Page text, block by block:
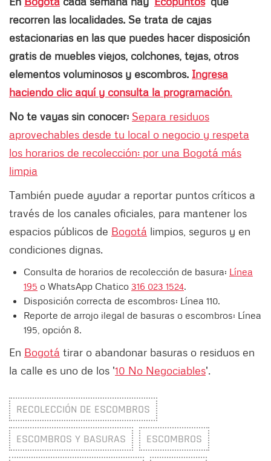
recorren las localidades. Se trata de cajas
estacionarias en las que puedes hacer disposición
gratis de muebles viejos, colchones, tejas, otros
elementos voluminosos y escombros. Ingresa
haciendo clic aquí y consulta la programación.
No te vayas sin conocer: Separa residuos
aprovechables desde tu local o negocio y respeta
los horarios de recolección: por una Bogotá más
limpia
También puede ayudar a reportar puntos críticos a
través de los canales oficiales, para mantener los
espacios públicos de Bogotá limpios, seguros y en
condiciones dignas.
Consulta de horarios de recolección de basura: Línea
195 o WhatsApp Chatico 316 023 1524.
Disposición correcta de escombros: Línea 110.
Reporte de arrojo ilegal de basuras o escombros: Línea
195, opción 8.
En Bogotá tirar o abandonar basuras o residuos en
la calle es uno de los '10 No Negociables'.
RECOLECCIÓN DE ESCOMBROS
ESCOMBROS Y BASURAS ESCOMBROS